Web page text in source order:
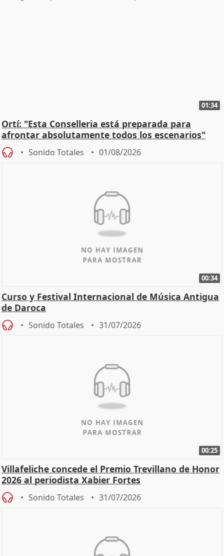
01:34
Ortí: "Esta Conselleria está preparada para
afrontar absolutamente todos los escenarios"
Sonido Totales 01/08/2026
00:34
Curso y Festival Internacional de Música Antigua
de Daroca
Sonido Totales 31/07/2026
00:25
Villafeliche concede el Premio Trevillano de Honor
2026 al periodista Xabier Fortes
Sonido Totales 31/07/2026